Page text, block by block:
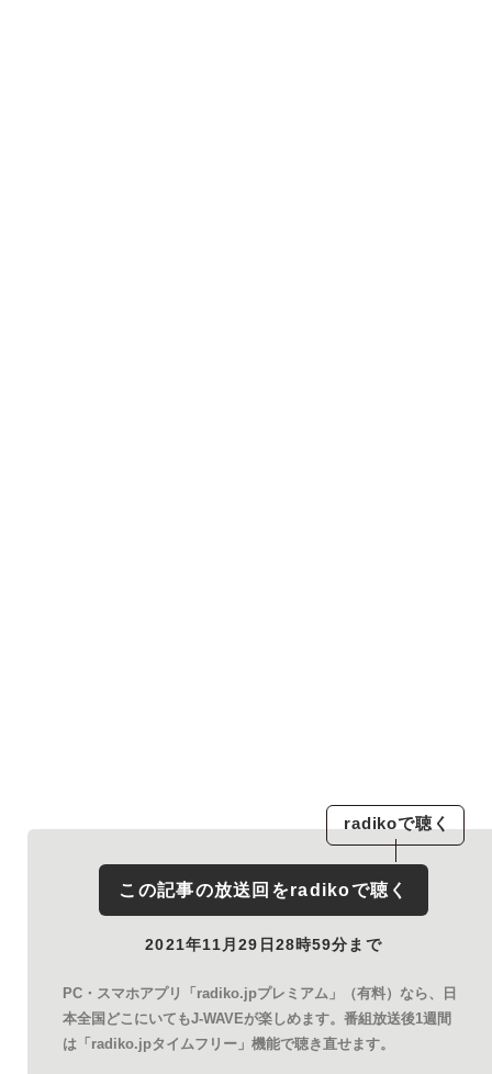
radikoで聴く
この記事の放送回をradikoで聴く
2021年11月29日28時59分まで
PC・スマホアプリ「radiko.jpプレミアム」（有料）なら、日
本全国どこにいてもJ-WAVEが楽しめます。番組放送後1週間
は「radiko.jpタイムフリー」機能で聴き直せます。